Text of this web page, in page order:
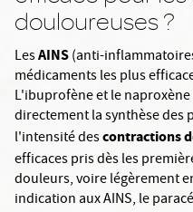
douloureuses ?
LesAINS(anti-
médicaments les plus
L'ibuprofène et le
directement la synthèse
l'intensité descontractions
efficaces pris dès les
douleurs, voire légèrement
indication aux AINS, le